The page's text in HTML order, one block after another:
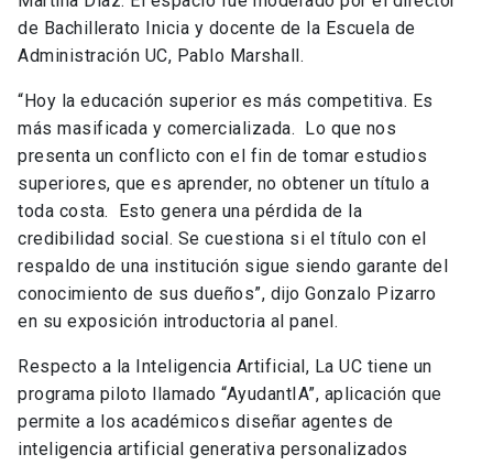
de Bachillerato Inicia y docente de la Escuela de
Administración UC, Pablo Marshall.
“Hoy la educación superior es más competitiva. Es
más masificada y comercializada. Lo que nos
presenta un conflicto con el fin de tomar estudios
superiores, que es aprender, no obtener un título a
toda costa. Esto genera una pérdida de la
credibilidad social. Se cuestiona si el título con el
respaldo de una institución sigue siendo garante del
conocimiento de sus dueños”, dijo Gonzalo Pizarro
en su exposición introductoria al panel.
Respecto a la Inteligencia Artificial, La UC tiene un
programa piloto llamado “AyudantIA”, aplicación que
permite a los académicos diseñar agentes de
inteligencia artificial generativa personalizados